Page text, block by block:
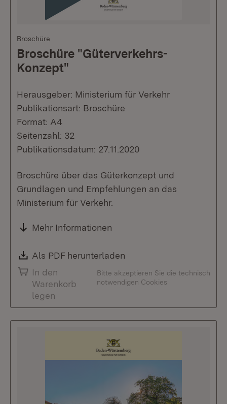
Broschüre
Broschüre "Güterverkehrs-
Konzept"
Herausgeber: Ministerium für Verkehr
Publikationsart: Broschüre
Format: A4
Seitenzahl: 32
Publikationsdatum: 27.11.2020
Broschüre über das Güterkonzept und
Grundlagen und Empfehlungen an das
Ministerium für Verkehr.
Mehr Informationen
Download:
Als PDF herunterladen
In den
Warenkorb
legen
Bitte akzeptieren Sie die technisch
notwendigen Cookies